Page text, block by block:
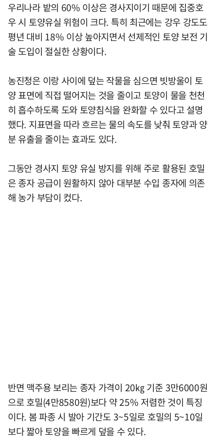
우리나라 밭의 60% 이상은 경사지이기 때문에 집중호
우 시 토양유실 위험이 크다. 특히 최근에는 강우 강도도
평년 대비 18% 이상 높아지면서 선제적인 토양 보전 기
술 도입이 절실한 상황이다.
농진청은 이랑 사이에 덮는 작물을 심으면 빗방울이 토
양 표면에 직접 떨어지는 것을 줄이고 토양이 물을 천천
히 흡수하도록 도와 토양침식을 완화할 수 있다고 설명
했다. 지표면을 따라 흐르는 물의 속도를 낮춰 토양과 양
분 유출을 줄이는 효과도 있다.
그동안 경사지 토양 유실 방지를 위해 주로 활용된 호밀
은 종자 공급이 원활하지 않아 대부분 수입 종자에 의존
해 농가 부담이 컸다.
반면 맥주용 보리는 종자 가격이 20㎏ 기준 3만6000원
으로 호밀(4만8580원)보다 약 25% 저렴한 것이 특징
이다. 봄 파종 시 발아 기간도 3~5일로 호밀의 5~10일
보다 짧아 토양을 빠르게 덮을 수 있다.